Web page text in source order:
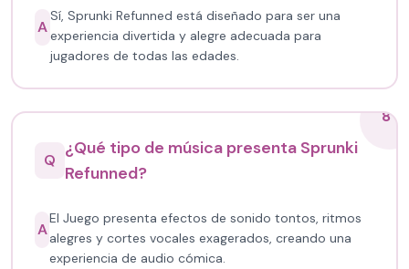
A
Sí, Sprunki Refunned está diseñado para ser una
experiencia divertida y alegre adecuada para
jugadores de todas las edades.
8
Q
¿Qué tipo de música presenta Sprunki
Refunned?
A
El Juego presenta efectos de sonido tontos, ritmos
alegres y cortes vocales exagerados, creando una
experiencia de audio cómica.